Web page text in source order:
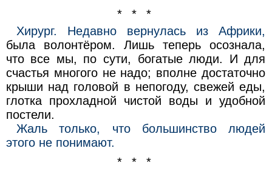
* * *
Хирург. Недавно вернулась из Африки,
была волонтёром. Лишь теперь осознала,
что все мы, по сути, богатые люди. И для
счастья многого не надо; вполне достаточно
крыши над головой в непогоду, свежей еды,
глотка прохладной чистой воды и удобной
постели.
Жаль только, что большинство людей
этого не понимают.
* * *